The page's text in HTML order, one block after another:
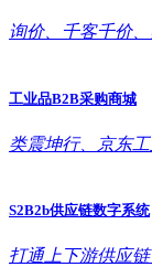
询价、千客千价
工业品B2B采购商城
类震坤行、京东
S2B2b供应链数字系统
打通上下游供应